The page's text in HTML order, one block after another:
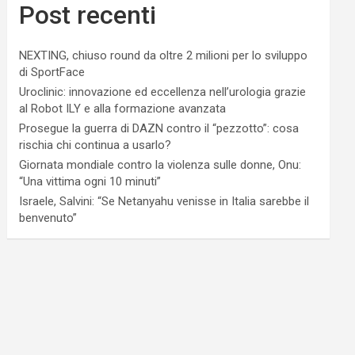
Post recenti
NEXTING, chiuso round da oltre 2 milioni per lo sviluppo
di SportFace
Uroclinic: innovazione ed eccellenza nell’urologia grazie
al Robot ILY e alla formazione avanzata
Prosegue la guerra di DAZN contro il “pezzotto”: cosa
rischia chi continua a usarlo?
Giornata mondiale contro la violenza sulle donne, Onu:
“Una vittima ogni 10 minuti”
Israele, Salvini: “Se Netanyahu venisse in Italia sarebbe il
benvenuto”